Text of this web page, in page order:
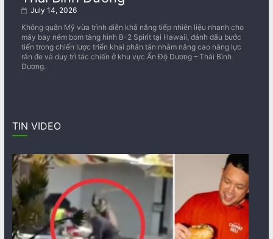
July 14, 2026
Không quân Mỹ vừa trình diễn khả năng tiếp nhiên liệu nhanh cho
máy bay ném bom tàng hình B-2 Spirit tại Hawaii, đánh dấu bước
tiến trong chiến lược triển khai phân tán nhằm nâng cao năng lực
răn đe và duy trì tác chiến ở khu vực Ấn Độ Dương – Thái Bình
Dương.
TIN VIDEO